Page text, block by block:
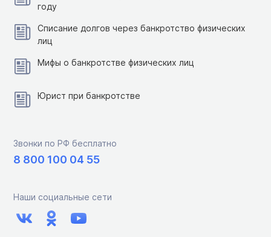
году
Списание долгов через банкротство физических
лиц
Мифы о банкротстве физических лиц
Юрист при банкротстве
Звонки по РФ бесплатно
8 800 100 04 55
Наши социальные сети